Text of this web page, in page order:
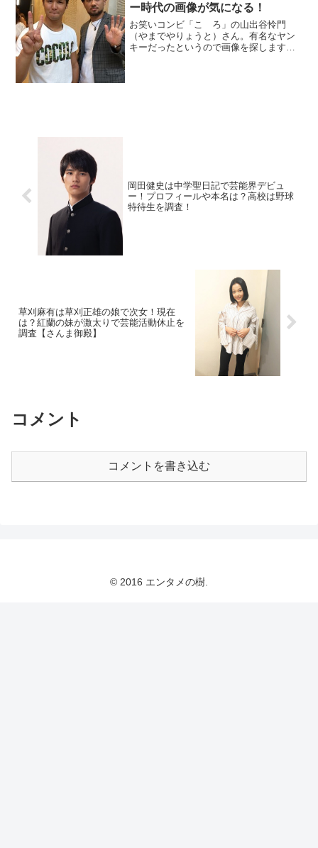
ー時代の画像が気になる！
お笑いコンビ「こゝろ」の山出谷怜門
（やまでやりょうと）さん。有名なヤン
キーだったというので画像を探します。
岡田健史は中学聖日記で芸能界デビュ
ー！プロフィールや本名は？高校は野球
特待生を調査！
草刈麻有は草刈正雄の娘で次女！現在
は？紅蘭の妹が激太りで芸能活動休止を
調査【さんま御殿】
コメント
コメントを書き込む
© 2016 エンタメの樹.